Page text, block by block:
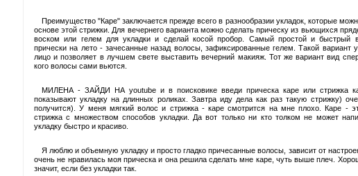
Преимущество "Каре" заключается прежде всего в разнообразии укладок, которые
основе этой стрижки. Для вечернего варианта можно сделать прическу из вьющихся
воском или гелем для укладки и сделай косой пробор. Самый простой и быстрый
прически на лето - зачесанные назад волосы, зафиксированные гелем. Такой вариант
лицо и позволяет в лучшем свете выставить вечерний макияж. Тот же вариант вид
кого волосы сами вьются.
МИЛЕНА - ЗАЙДИ НА youtube и в поисковике введи прическа каре или стрижка
показывают укладку на длинных роликах. Завтра иду дела как раз такую стрижку)
получится). У меня мягкий волос и стрижка - каре смотрится на мне плохо. Каре -
стрижка с множеством способов укладки. Да вот только ни кто толком не может
укладку быстро и красиво.
Я люблю и объемную укладку и просто гладко причесанные волосы, зависит от
очень не нравилась моя прическа и она решила сделать мне каре, чуть выше плеч.
значит, если без укладки так.